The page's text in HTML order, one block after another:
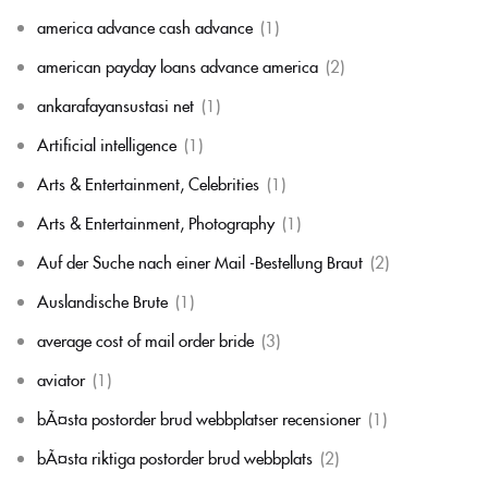
america advance cash advance (1)
american payday loans advance america (2)
ankarafayansustasi net (1)
Artificial intelligence (1)
Arts & Entertainment, Celebrities (1)
Arts & Entertainment, Photography (1)
Auf der Suche nach einer Mail -Bestellung Braut (2)
Auslandische Brute (1)
average cost of mail order bride (3)
aviator (1)
bÃ¤sta postorder brud webbplatser recensioner (1)
bÃ¤sta riktiga postorder brud webbplats (2)